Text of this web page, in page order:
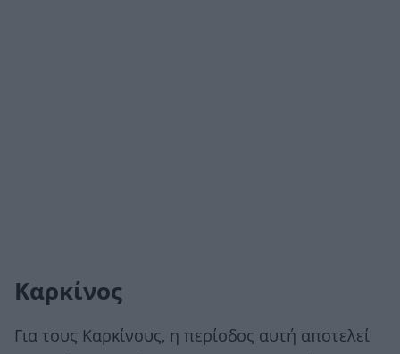
Καρκίνος
Για τους Καρκίνους, η περίοδος αυτή αποτελεί